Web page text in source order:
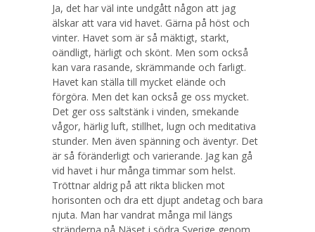
Ja, det har väl inte undgått någon att jag
älskar att vara vid havet. Gärna på höst och
vinter. Havet som är så mäktigt, starkt,
oändligt, härligt och skönt. Men som också
kan vara rasande, skrämmande och farligt.
Havet kan ställa till mycket elände och
förgöra. Men det kan också ge oss mycket.
Det ger oss saltstänk i vinden, smekande
vågor, härlig luft, stillhet, lugn och meditativa
stunder. Men även spänning och äventyr. Det
är så föränderligt och varierande. Jag kan gå
vid havet i hur många timmar som helst.
Tröttnar aldrig på att rikta blicken mot
horisonten och dra ett djupt andetag och bara
njuta. Man har vandrat många mil längs